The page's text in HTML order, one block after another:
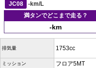
JC08
-km/L
満タンでどこまで走る？
-km
排気量 1753cc
ミッション フロア5MT